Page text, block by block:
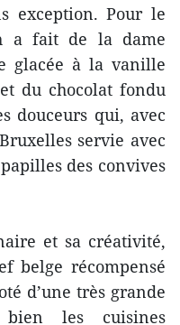
exception. Pour le
a fait de la dame
glacée à la vanille
du chocolat fondu
douceurs qui, avec
servie avec
des convives
et sa créativité,
belge récompensé
d’une très grande
les cuisines